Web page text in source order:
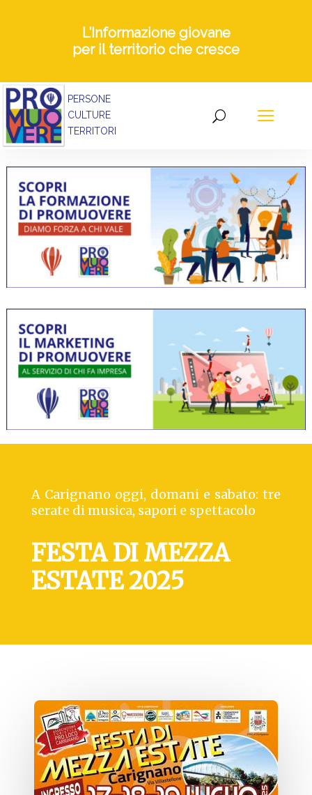
L’Informazione giovane
per il territorio che cresce
PERSONE
CULTURE
TERRITORI
A Carignano oggi, domani e sabato: tre
serate di musica, sapori e spettacolo
FESTA DI MEZZA
ESTATE 2025